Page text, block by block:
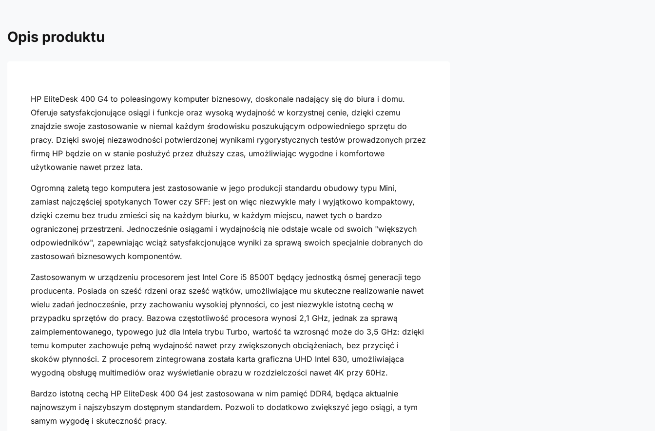
Opis produktu
HP EliteDesk 400 G4 to poleasingowy komputer biznesowy, doskonale nadający się do biura i domu.
Oferuje satysfakcjonujące osiągi i funkcje oraz wysoką wydajność w korzystnej cenie, dzięki czemu
znajdzie swoje zastosowanie w niemal każdym środowisku poszukującym odpowiedniego sprzętu do
pracy. Dzięki swojej niezawodności potwierdzonej wynikami rygorystycznych testów prowadzonych przez
firmę HP będzie on w stanie posłużyć przez dłuższy czas, umożliwiając wygodne i komfortowe
użytkowanie nawet przez lata.
Ogromną zaletą tego komputera jest zastosowanie w jego produkcji standardu obudowy typu Mini,
zamiast najczęściej spotykanych Tower czy SFF: jest on więc niezwykle mały i wyjątkowo kompaktowy,
dzięki czemu bez trudu zmieści się na każdym biurku, w każdym miejscu, nawet tych o bardzo
ograniczonej przestrzeni. Jednocześnie osiągami i wydajnością nie odstaje wcale od swoich "większych
odpowiedników", zapewniając wciąż satysfakcjonujące wyniki za sprawą swoich specjalnie dobranych do
zastosowań biznesowych komponentów.
Zastosowanym w urządzeniu procesorem jest Intel Core i5 8500T będący jednostką ósmej generacji tego
producenta. Posiada on sześć rdzeni oraz sześć wątków, umożliwiające mu skuteczne realizowanie nawet
wielu zadań jednocześnie, przy zachowaniu wysokiej płynności, co jest niezwykle istotną cechą w
przypadku sprzętów do pracy. Bazowa częstotliwość procesora wynosi 2,1 GHz, jednak za sprawą
zaimplementowanego, typowego już dla Intela trybu Turbo, wartość ta wzrosnąć może do 3,5 GHz: dzięki
temu komputer zachowuje pełną wydajność nawet przy zwiększonych obciążeniach, bez przycięć i
skoków płynności. Z procesorem zintegrowana została karta graficzna UHD Intel 630, umożliwiająca
wygodną obsługę multimediów oraz wyświetlanie obrazu w rozdzielczości nawet 4K przy 60Hz.
Bardzo istotną cechą HP EliteDesk 400 G4 jest zastosowana w nim pamięć DDR4, będąca aktualnie
najnowszym i najszybszym dostępnym standardem. Pozwoli to dodatkowo zwiększyć jego osiągi, a tym
samym wygodę i skuteczność pracy.